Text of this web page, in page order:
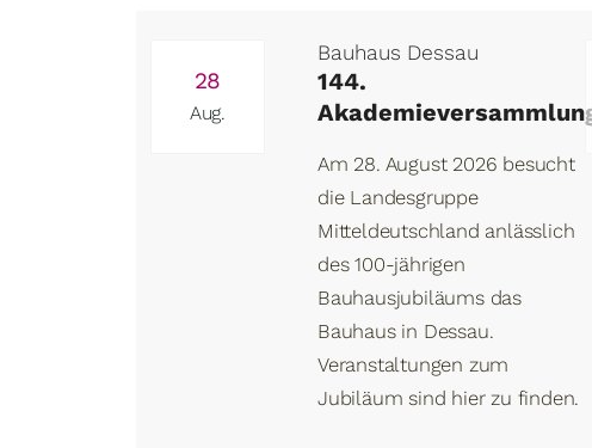
28
Aug.
Bauhaus Dessau
144.
Am 28. August 2026 besucht
die Landesgruppe
Mitteldeutschland anlässlich
des 100-jährigen
Bauhausjubiläums das
Bauhaus in Dessau.
Veranstaltungen zum
Jubiläum sind hier zu finden.